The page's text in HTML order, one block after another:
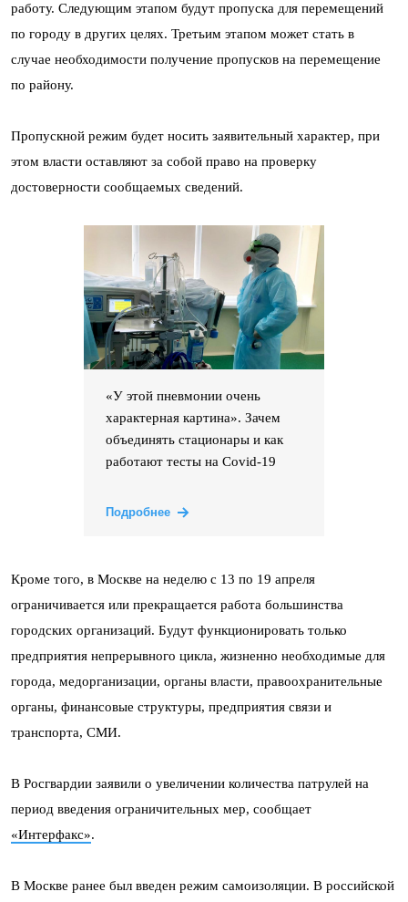
работу. Следующим этапом будут пропуска для перемещений
по городу в других целях. Третьим этапом может стать в
случае необходимости получение пропусков на перемещение
по району.
Пропускной режим будет носить заявительный характер, при
этом власти оставляют за собой право на проверку
достоверности сообщаемых сведений.
«У этой пневмонии очень
характерная картина». Зачем
объединять стационары и как
работают тесты на Covid-19
Подробнее
Кроме того, в Москве на неделю с 13 по 19 апреля
ограничивается или прекращается работа большинства
городских организаций. Будут функционировать только
предприятия непрерывного цикла, жизненно необходимые для
города, медорганизации, органы власти, правоохранительные
органы, финансовые структуры, предприятия связи и
транспорта, СМИ.
В Росгвардии заявили о увеличении количества патрулей на
период введения ограничительных мер, сообщает
«Интерфакс».
В Москве ранее был введен режим самоизоляции. В российской